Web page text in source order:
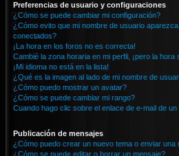
Preferencias de usuario y configuraciones
¿Cómo se puede cambiar mi configuración?
¿Cómo evito que mi nombre de usuario
conectados?
¡La hora en los foros no es correcta!
Cambié la zona horaria en mi perfil, ¡pero la hora
¡Mi idioma no está en la lista!
¿Qué es la imagen al lado de mi nombre de
¿Cómo puedo mostrar un avatar?
¿Cómo se puede cambiar mi rango?
Cuando hago clic sobre el enlace de e-mail de
Publicación de mensajes
¿Cómo puedo crear un nuevo tema o enviar una
¿Cómo se puede editar o borrar un mensaje?